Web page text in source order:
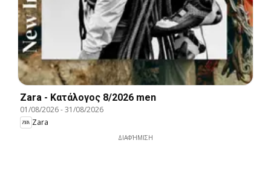
Zara - Kατάλογος 8/2026 men
01/08/2026-31/08/2026
Zara
ΔΙΑΦΉΜΙΣΗ